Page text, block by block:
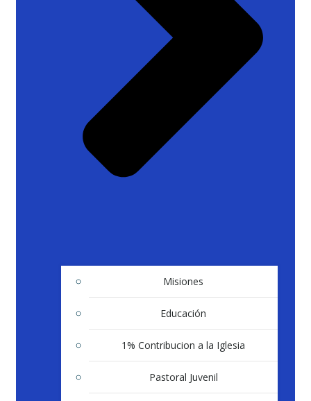
Misiones
Educación
1% Contribucion a la Iglesia
Pastoral Juvenil